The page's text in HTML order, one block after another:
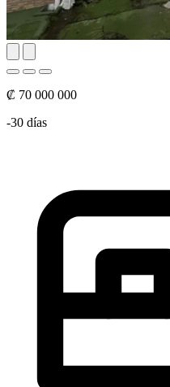
₡ 70 000 000
-30 días